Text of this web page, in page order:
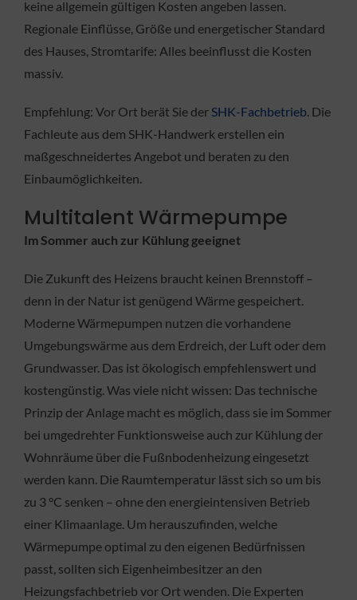
keine allgemein gültigen Kosten angeben lassen.
Regionale Einflüsse, Größe und energetischer Standard
des Hauses, Stromtarife: Alles beeinflusst die Kosten
massiv.
Empfehlung: Vor Ort berät Sie derSHK-Fachbetrieb. Die
Fachleute aus dem SHK-Handwerk erstellen ein
maßgeschneidertes Angebot und beraten zu den
Einbaumöglichkeiten.
Multitalent Wärmepumpe
Im Sommer auch zur Kühlung geeignet
Die Zukunft des Heizens braucht keinen Brennstoff –
denn in der Natur ist genügend Wärme gespeichert.
Moderne Wärmepumpen nutzen die vorhandene
Umgebungswärme aus dem Erdreich, der Luft oder dem
Grundwasser. Das ist ökologisch empfehlenswert und
kostengünstig. Was viele nicht wissen: Das technische
Prinzip der Anlage macht es möglich, dass sie im Sommer
bei umgedrehter Funktionsweise auch zur Kühlung der
Wohnräume über die Fußnbodenheizung eingesetzt
werden kann. Die Raumtemperatur lässt sich so um bis
zu 3 °C senken – ohne den energieintensiven Betrieb
einer Klimaanlage. Um herauszufinden, welche
Wärmepumpe optimal zu den eigenen Bedürfnissen
passt, sollten sich Eigenheimbesitzer an den
Heizungsfachbetrieb vor Ort wenden. Die Experten